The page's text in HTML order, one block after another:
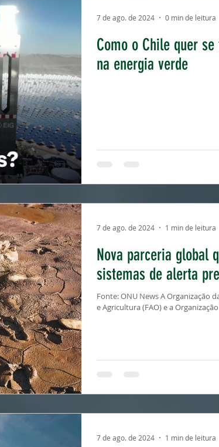
Como o Chile quer
na energia verde
7 de ago. de 2024 0 min de leitura
Nova parceria global
sistemas de alerta
Fonte: ONU News A Organização
e Agricultura (FAO) e a
7 de ago. de 2024 1 min de leitura
7 de ago. de 2024 1 min de leitura